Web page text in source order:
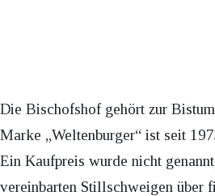
Die Bischofshof gehört zur
Marke „Weltenburger“ ist seit
Ein Kaufpreis wurde nicht
vereinbarten Stillschweigen über